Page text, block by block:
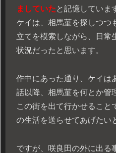
ましていた と記憶していま
ケイは、相馬菫を探しつつ
立てを模索しながら、日常
状況だったと思います。
作中にあった通り、ケイは
話以降、相馬菫を何とか管
この街を出て行かせること
の生活を送らせてあげたい
ですが、咲良田の外に出る